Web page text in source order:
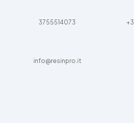
3755514073
info@resinpro.it